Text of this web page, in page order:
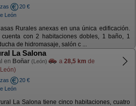
20 €
León
Rurales anexas en una única edificación.
cuenta con 2 habitaciones dobles, 1 baño, 1
de hidromasaje, salón c ...
La Salona
en Boñar (León) a 28,5 km de
20 €
León
La Salona tiene cinco habitaciones, cuatro